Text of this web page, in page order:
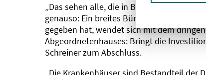
„Das sehen alle, die in Berlin
genauso: Ein breites Bündnis, was es in
gegeben hat, wendet sich mit dem
Abgeordnetenhauses: Bringt die
Schreiner zum Abschluss.
„Die Krankenhäuser sind Bestandteil der